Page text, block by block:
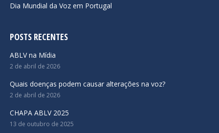
Dia Mundial da Voz em Portugal
POSTS RECENTES
ABLV na Mídia
2 de abril de 2026
Quais doenças podem causar alterações na voz?
2 de abril de 2026
CHAPA ABLV 2025
13 de outubro de 2025